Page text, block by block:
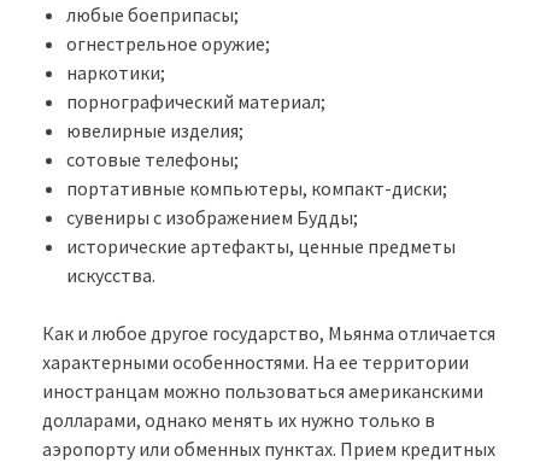
любые боеприпасы;
огнестрельное оружие;
наркотики;
порнографический материал;
ювелирные изделия;
сотовые телефоны;
портативные компьютеры, компакт-диски;
сувениры с изображением Будды;
исторические артефакты, ценные предметы
искусства.
Как и любое другое государство, Мьянма отличается
характерными особенностями. На ее территории
иностранцам можно пользоваться американскими
долларами, однако менять их нужно только в
аэропорту или обменных пунктах. Прием кредитных